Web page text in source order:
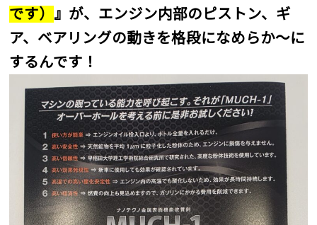
です） 』が、エンジン内部のピストン、ギ
ア、ベアリングの動きを格段になめらか～に
するんです！